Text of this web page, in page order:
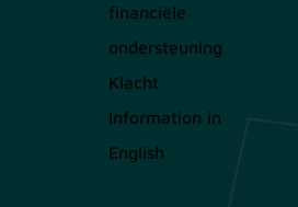
financiële
ondersteuning
Klacht
Information in
English